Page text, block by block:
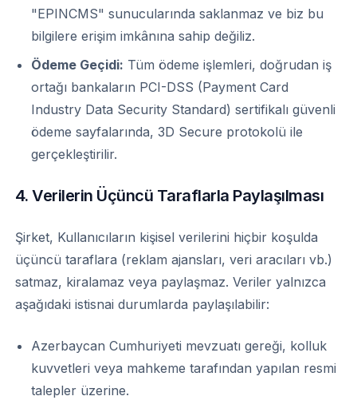
"EPINCMS" sunucularında saklanmaz ve biz bu
bilgilere erişim imkânına sahip değiliz.
Ödeme Geçidi: Tüm ödeme işlemleri, doğrudan iş
ortağı bankaların PCI-DSS (Payment Card
Industry Data Security Standard) sertifikalı güvenli
ödeme sayfalarında, 3D Secure protokolü ile
gerçekleştirilir.
4. Verilerin Üçüncü Taraflarla Paylaşılması
Şirket, Kullanıcıların kişisel verilerini hiçbir koşulda
üçüncü taraflara (reklam ajansları, veri aracıları vb.)
satmaz, kiralamaz veya paylaşmaz. Veriler yalnızca
aşağıdaki istisnai durumlarda paylaşılabilir:
Azerbaycan Cumhuriyeti mevzuatı gereği, kolluk
kuvvetleri veya mahkeme tarafından yapılan resmi
talepler üzerine.